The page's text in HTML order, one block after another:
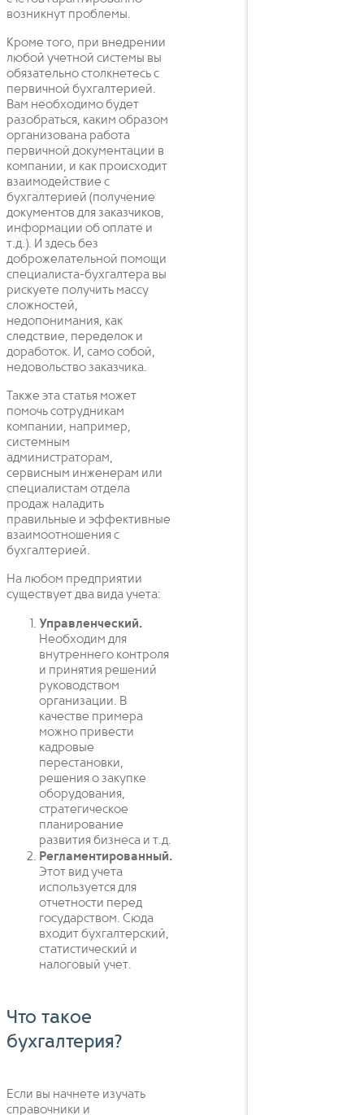
возникнут проблемы.
Кроме того, при внедрении
любой учетной системы вы
обязательно столкнетесь с
первичной бухгалтерией.
Вам необходимо будет
разобраться, каким образом
организована работа
первичной документации в
компании, и как происходит
взаимодействие с
бухгалтерией (получение
документов для заказчиков,
информации об оплате и
т.д.). И здесь без
доброжелательной помощи
специалиста-бухгалтера вы
рискуете получить массу
сложностей,
недопонимания, как
следствие, переделок и
доработок. И, само собой,
недовольство заказчика.
Также эта статья может
помочь сотрудникам
компании, например,
системным
администраторам,
сервисным инженерам или
специалистам отдела
продаж наладить
правильные и эффективные
взаимоотношения с
бухгалтерией.
На любом предприятии
существует два вида учета:
Управленческий.
Необходим для
внутреннего контроля
и принятия решений
руководством
организации. В
качестве примера
можно привести
кадровые
перестановки,
решения о закупке
оборудования,
стратегическое
планирование
развития бизнеса и т.д.
Регламентированный.
Этот вид учета
используется для
отчетности перед
государством. Сюда
входит бухгалтерский,
статистический и
налоговый учет.
Что такое
бухгалтерия?
Если вы начнете изучать
справочники и